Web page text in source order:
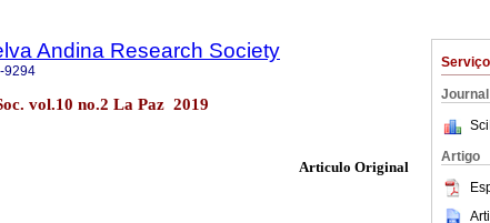
Journal
Artigo
Andina Research Society
9294
vol.10 no.2 La Paz 2019
Articulo Original